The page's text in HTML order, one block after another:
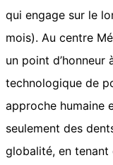
qui engage sur le
mois). Au centre
un point
technologique de
approche humaine
seulement des
globalité, en